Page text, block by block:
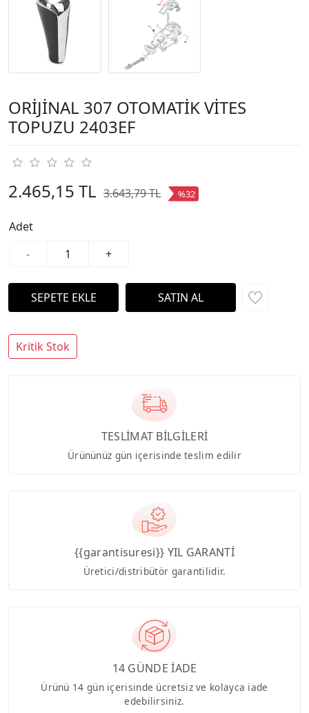
ORİJİNAL 307 OTOMATİK VİTES
TOPUZU 2403EF
2.465,15 TL 3.643,79 TL %32
Adet
-
+
Kritik Stok
TESLİMAT BİLGİLERİ
Ürününüz gün içerisinde teslim edilir
{{garantisuresi}} YIL GARANTİ
Üretici/distribütör garantilidir.
14 GÜNDE İADE
Ürünü 14 gün içerisinde ücretsiz ve kolayca iade
edebilirsiniz.